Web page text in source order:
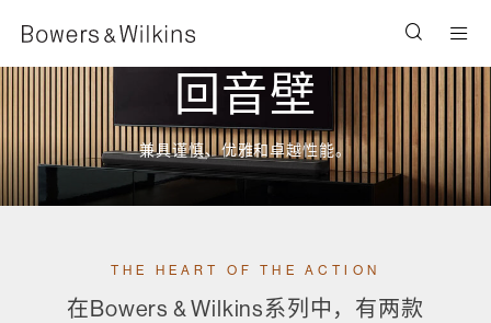
回音壁
兼具谨慎、优雅和卓越性能。
THE HEART OF THE ACTION
在Bowers & Wilkins系列中，有两款